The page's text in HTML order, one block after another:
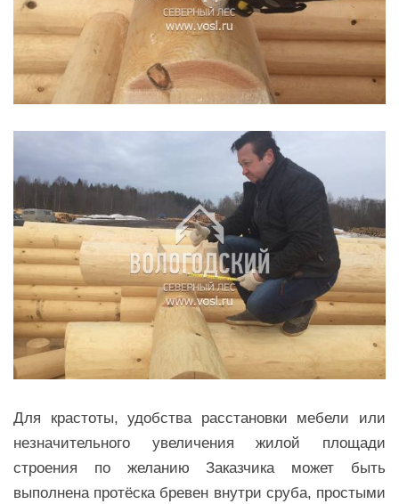
Для крастоты, удобства расстановки мебели или
незначительного увеличения жилой площади
строения по желанию Заказчика может быть
выполнена протёска бревен внутри сруба, простыми